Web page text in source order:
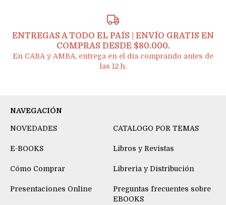
ENTREGAS A TODO EL PAÍS | ENVÍO GRATIS EN
COMPRAS DESDE $80.000.
En CABA y AMBA, entrega en el día comprando antes de
las 12 h.
NAVEGACIÓN
NOVEDADES CATALOGO POR TEMAS
E-BOOKS Libros y Revistas
Cómo Comprar Libreria y Distribución
Presentaciones Online
Preguntas frecuentes sobre
EBOOKS